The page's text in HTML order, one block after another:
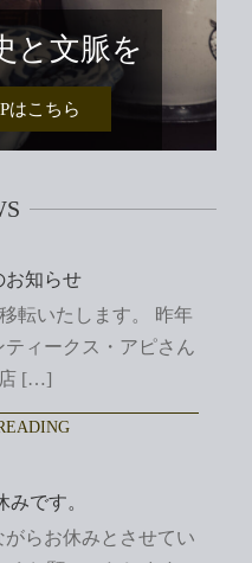
と文脈を
はこちら
お知らせ
転いたします。 昨年
ィークス・アピさん
[…]
みです。
らお休みとさせてい